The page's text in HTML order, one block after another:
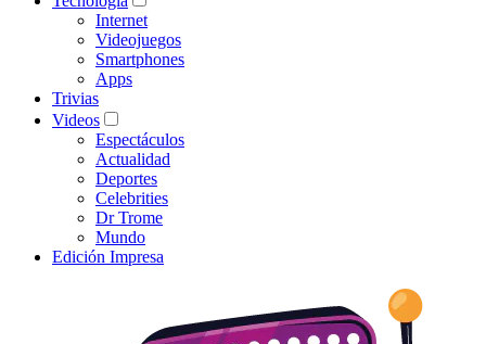
Internet
Videojuegos
Smartphones
Apps
Trivias
Videos
Espectáculos
Actualidad
Deportes
Celebrities
Dr Trome
Mundo
Edición Impresa